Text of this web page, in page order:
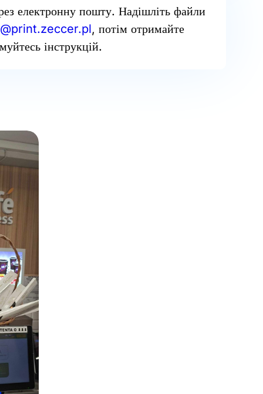
електронну пошту. Надішліть файли
, потім отримайте
інструкцій.